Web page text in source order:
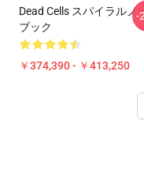
Dead Cells スパイラルノ
ブック
￥374,390 - ￥413,250
-